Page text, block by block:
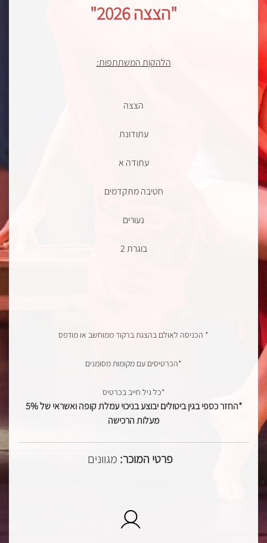
"הצצה 2026 "
הלהקות המשתתפות:
הצצה
עתודונת
עתודה א
חטיבה מתקדמים
נעורים
בוגרת 2
* הכניסה לאולם בהצגת ברקוד ממוחשב או מודפס
*הכרטיסים עם מקומות מסומנים
*כל גיל חייב בכרטיס
*החזר כספי בגין ביטולים יבוצע בניכוי עמלת קופה ואשראי של 5%
מעלות הרכישה
פרטי המוכר: מגוונים